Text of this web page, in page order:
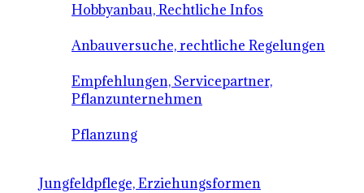
Hobbyanbau, Rechtliche Infos
Anbauversuche, rechtliche Regelungen
Empfehlungen, Servicepartner,
Pflanzunternehmen
Pflanzung
Jungfeldpflege, Erziehungsformen